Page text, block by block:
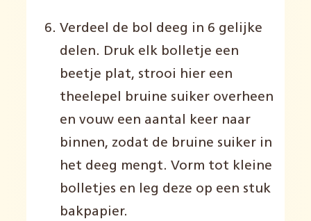
Verdeel de bol deeg in 6 gelijke
delen. Druk elk bolletje een
beetje plat, strooi hier een
theelepel bruine suiker overheen
en vouw een aantal keer naar
binnen, zodat de bruine suiker in
het deeg mengt. Vorm tot kleine
bolletjes en leg deze op een stuk
bakpapier.